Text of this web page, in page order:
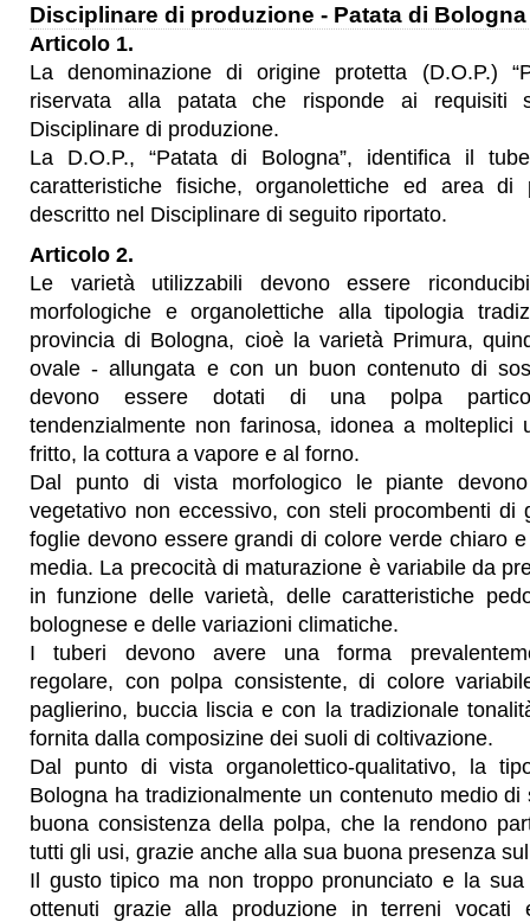
Disciplinare di produzione - Patata di Bologna
Articolo 1.
La denominazione di origine protetta (D.O.P.)
riservata alla patata che risponde ai requisiti
Disciplinare di produzione.
La D.O.P., “Patata di Bologna”, identifica il
caratteristiche fisiche, organolettiche ed area di
descritto nel Disciplinare di seguito riportato.
Articolo 2.
Le varietà utilizzabili devono essere
morfologiche e organolettiche alla tipologia
provincia di Bologna, cioè la varietà Primura,
ovale - allungata e con un buon contenuto di
devono essere dotati di una polpa
tendenzialmente non farinosa, idonea a molteplici
fritto, la cottura a vapore e al forno.
Dal punto di vista morfologico le piante
vegetativo non eccessivo, con steli procombenti di
foglie devono essere grandi di colore verde chiaro
media. La precocità di maturazione è variabile da
in funzione delle varietà, delle caratteristiche
bolognese e delle variazioni climatiche.
I tuberi devono avere una forma
regolare, con polpa consistente, di colore
paglierino, buccia liscia e con la tradizionale
fornita dalla composizine dei suoli di coltivazione.
Dal punto di vista organolettico-qualitativo, la
Bologna ha tradizionalmente un contenuto medio
buona consistenza della polpa, che la rendono
tutti gli usi, grazie anche alla sua buona presenza
Il gusto tipico ma non troppo pronunciato e la sua
ottenuti grazie alla produzione in terreni vocati